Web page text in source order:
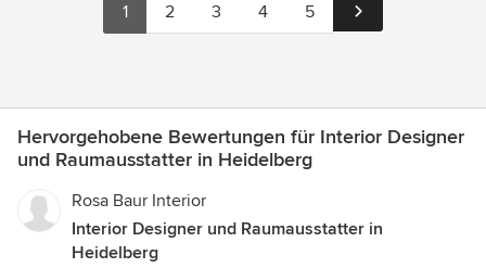
1 2 3 4 5
Hervorgehobene Bewertungen für Interior Designer
und Raumausstatter in Heidelberg
Rosa Baur Interior
Interior Designer und Raumausstatter in
Heidelberg